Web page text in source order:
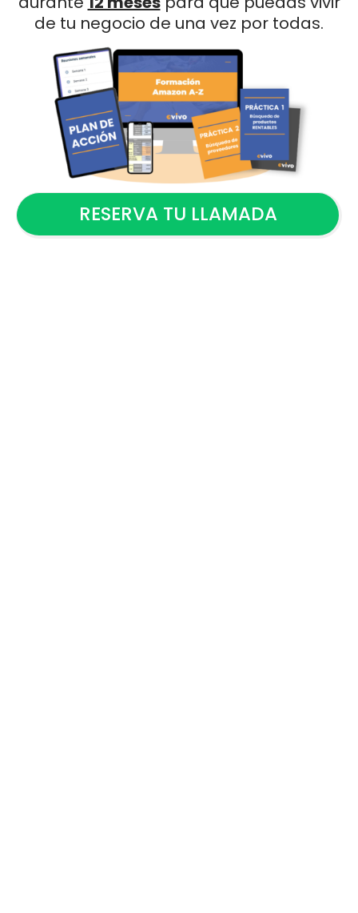
de tu negocio de una vez por todas.
RESERVA TU LLAMADA